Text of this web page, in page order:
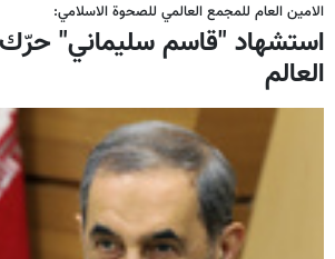
الامين العام للمجمع العالمي للصحوة الاسلامي:
استشهاد "قاسم سليماني" حرّك
العالم